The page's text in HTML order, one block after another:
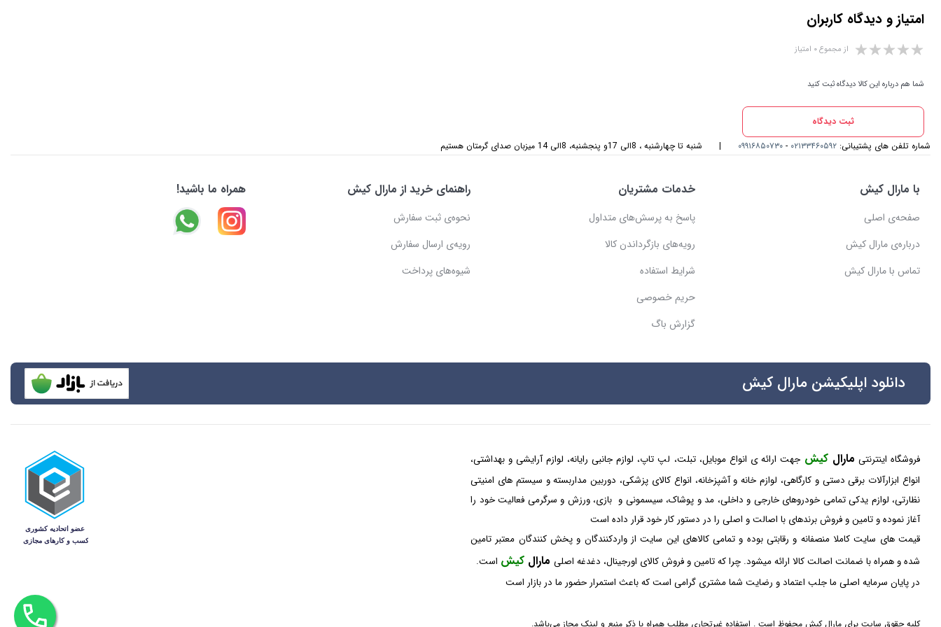
امتیاز و دیدگاه کاربران
از مجموع ۰ امتیاز
شما هم درباره این کالا دیدگاه ثبت کنید
ثبت دیدگاه
شماره تلفن های پشتیبانی: ۰۲۱۳۳۴۶۰۵۹۲ - ۰۹۹۱۶۸۵۰۷۳۰ | شنبه تا چهارشنبه ، 8الی 17و پنجشنبه، 8الی 14 میزبان صدای گرمتان هستیم
با مارال کیش
صفحه‌ی اصلی
درباره‌ی مارال کیش
تماس با مارال کیش
خدمات مشتریان
پاسخ به پرسش‌های متداول
رویه‌های بازگرداندن کالا
شرایط استفاده
حریم خصوصی
گزارش باگ
راهنمای خرید از مارال کیش
نحوه‌ی ثبت سفارش
رویه‌ی ارسال سفارش
شیوه‌های پرداخت
همراه ما باشید!
دانلود اپلیکیشن مارال کیش
فروشگاه اینترنتی مارالکیش جهت ارائه ی انواع موبایل، تبلت، لپ تاپ، لوازم جانبی رایانه، لوازم آرایشی و بهداشتی،
انواع ابزارآلات برقی دستی و کارگاهی، لوازم خانه و آشپزخانه، انواع کالای پزشکی، دوربین مداربسته و سیستم های امنیتی
نظارتی، لوازم یدکی تمامی خودروهای خارجی و داخلی، مد و پوشاک، سیسمونی و بازی، ورزش و سرگرمی فعالیت خود را
آغاز نموده و تامین و فروش برندهای با اصالت و اصلی را در دستور کار خود قرار داده است
قیمت های سایت کاملا منصفانه و رقابتی بوده و تمامی کالاهای این سایت از واردکنندگان و پخش کنندگان معتبر تامین
شده و همراه با ضمانت اصالت کالا ارائه میشود. چرا که تامین و فروش کالای اورجینال، دغدغه اصلی مارال کیش است.
در پایان سرمایه اصلی ما جلب اعتماد و رضایت شما مشتری گرامی است که باعث استمرار حضور ما در بازار است
کلیه حقوق سایت برای مارال کیش محفوظ است . استفاده غیرتجاری مطلب همراه با ذکر منبع و لینک مجاز می‌باشد.